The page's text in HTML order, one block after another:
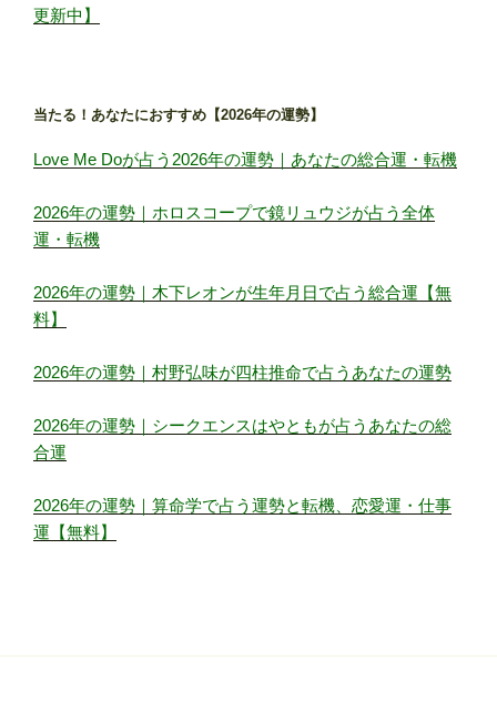
更新中】
当たる！あなたにおすすめ【2026年の運勢】
Love Me Doが占う2026年の運勢｜あなたの総合運・転機
2026年の運勢｜ホロスコープで鏡リュウジが占う全体
運・転機
2026年の運勢｜木下レオンが生年月日で占う総合運【無
料】
2026年の運勢｜村野弘味が四柱推命で占うあなたの運勢
2026年の運勢｜シークエンスはやともが占うあなたの総
合運
2026年の運勢｜算命学で占う運勢と転機、恋愛運・仕事
運【無料】